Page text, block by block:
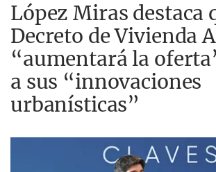
López Miras destaca
Decreto de Vivienda
“aumentará la
a sus “innovaciones
urbanísticas”